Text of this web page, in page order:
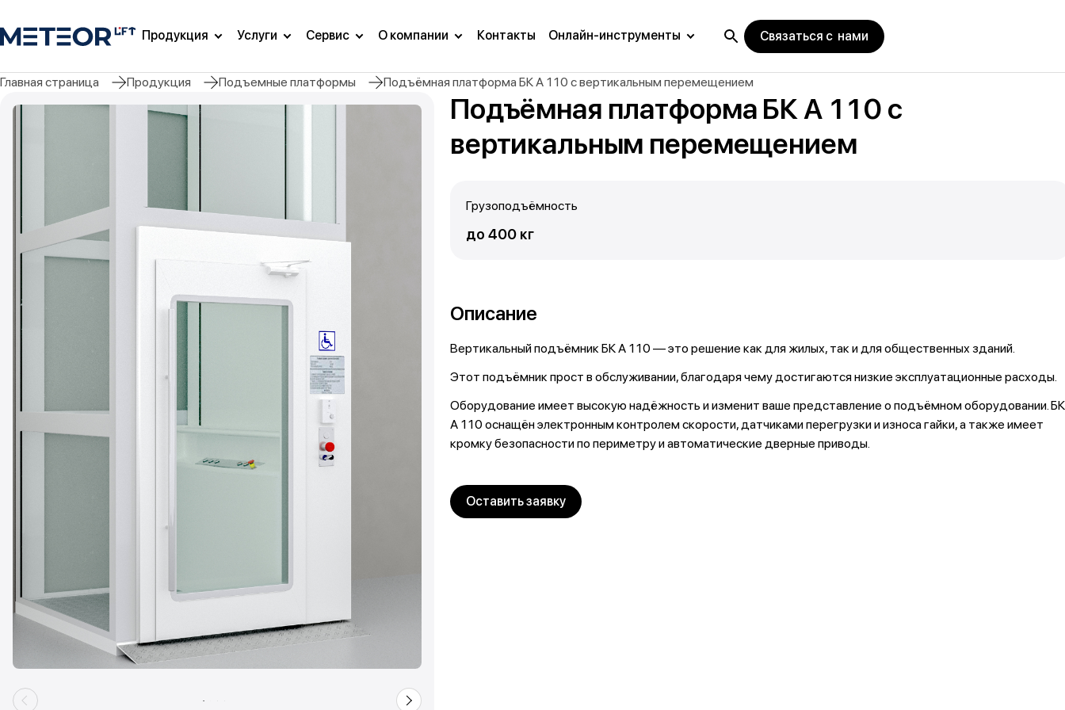
Продукция Услуги Сервис О компании Контакты Онлайн-инструменты Связаться с нами
Главная страница Продукция Подъемные платформы Подъёмная платформа БК А 110 с вертикальным перемещением
Подъёмная платформа БК А 110 с
вертикальным перемещением
Грузоподъёмность
до 400 кг
Описание
Вертикальный подъёмник БК А 110 — это решение как для жилых, так и для общественных зданий.
Этот подъёмник прост в обслуживании, благодаря чему достигаются низкие эксплуатационные расходы.
Оборудование имеет высокую надёжность и изменит ваше представление о подъёмном оборудовании. БК
А 110 оснащён электронным контролем скорости, датчиками перегрузки и износа гайки, а также имеет
кромку безопасности по периметру и автоматические дверные приводы.
Оставить заявку